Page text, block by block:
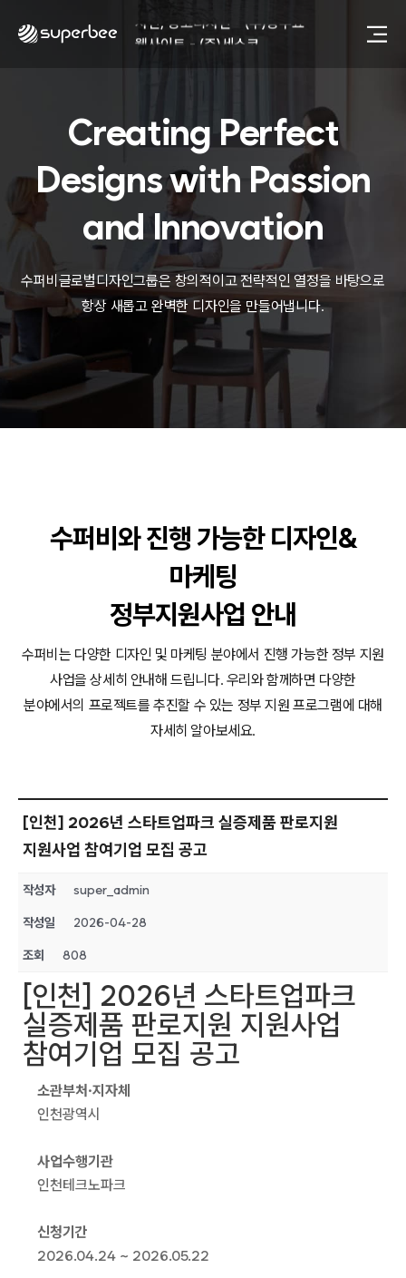
웹사이트 - (주)세스코
동영상, 카탈로그 - 피자마루
웹사이트 - 백조씽크
사진, 광고디자인 - 중외제약
패키지, 디자인 - 고려은단
동영상 - (주)듀오백
동영상 - ㈜고피자
동영상 - 모모스커피㈜
동영상 - 삼양홀딩스
동영상 - 킷캣
사진, 광고디자인 - (주)화요
사진, 광고디자인 - (주)광주요
제품디자인 - 삼성전자㈜
동영상, CI - 카피어랜드㈜
동영상, 홈페이지 - (주)분독
동영상 - (주)듀오백
동영상 - 모모스커피㈜
동영상 - 삼양홀딩스
동영상 - 킷캣
Creating Perfect
Designs with Passion
and Innovation
수퍼비글로벌디자인그룹은 창의적이고 전략적인 열정을 바탕으로
항상 새롭고 완벽한 디자인을 만들어냅니다.
수퍼비와 진행 가능한 디자인&
마케팅
정부지원사업 안내
수퍼비는 다양한 디자인 및 마케팅 분야에서 진행 가능한 정부 지원
사업을 상세히 안내해 드립니다. 우리와 함께하면 다양한
분야에서의 프로젝트를 추진할 수 있는 정부 지원 프로그램에 대해
자세히 알아보세요.
[인천] 2026년 스타트업파크 실증제품 판로지원
지원사업 참여기업 모집 공고
작성자 super_admin
작성일 2026-04-28
조회 808
[인천] 2026년 스타트업파크
실증제품 판로지원 지원사업
참여기업 모집 공고
소관부처·지자체
인천광역시
사업수행기관
인천테크노파크
신청기간
2026.04.24 ~ 2026.05.22